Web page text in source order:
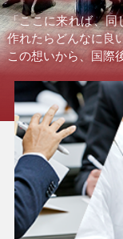
「ここに来れば、同
作れたらどんなに良
この想いから、国際